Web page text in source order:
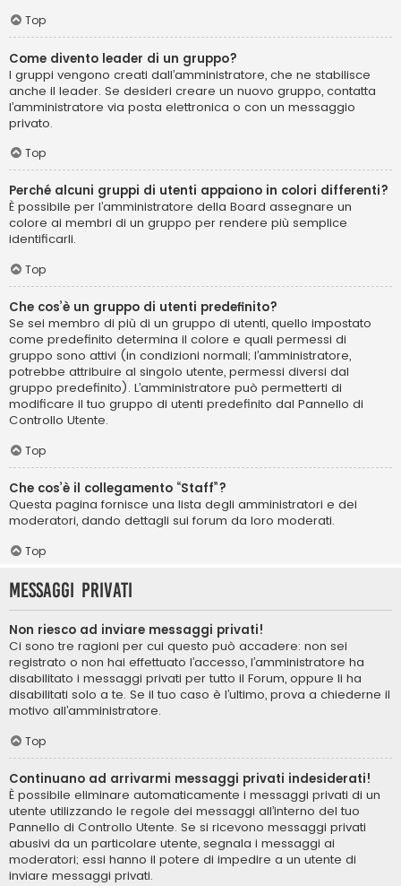
Top
Come divento leader di un gruppo?
I gruppi vengono creati dall’amministratore, che ne stabilisce
anche il leader. Se desideri creare un nuovo gruppo, contatta
l’amministratore via posta elettronica o con un messaggio
privato.
Top
Perché alcuni gruppi di utenti appaiono in colori differenti?
È possibile per l’amministratore della Board assegnare un
colore ai membri di un gruppo per rendere più semplice
identificarli.
Top
Che cos’è un gruppo di utenti predefinito?
Se sei membro di più di un gruppo di utenti, quello impostato
come predefinito determina il colore e quali permessi di
gruppo sono attivi (in condizioni normali; l’amministratore,
potrebbe attribuire al singolo utente, permessi diversi dal
gruppo predefinito). L’amministratore può permetterti di
modificare il tuo gruppo di utenti predefinito dal Pannello di
Controllo Utente.
Top
Che cos’è il collegamento “Staff”?
Questa pagina fornisce una lista degli amministratori e dei
moderatori, dando dettagli sui forum da loro moderati.
Top
Messaggi privati
Non riesco ad inviare messaggi privati!
Ci sono tre ragioni per cui questo può accadere: non sei
registrato o non hai effettuato l’accesso, l’amministratore ha
disabilitato i messaggi privati per tutto il Forum, oppure li ha
disabilitati solo a te. Se il tuo caso è l’ultimo, prova a chiederne il
motivo all’amministratore.
Top
Continuano ad arrivarmi messaggi privati indesiderati!
È possibile eliminare automaticamente i messaggi privati ​​di un
utente utilizzando le regole dei messaggi all’interno del tuo
Pannello di Controllo Utente. Se si ricevono messaggi privati ​​
abusivi da un particolare utente, segnala i messaggi ai
moderatori; essi hanno il potere di impedire a un utente di
inviare messaggi privati​​.